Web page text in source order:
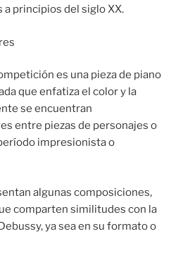
principios del siglo XX.
es una pieza de piano
que enfatiza el color y la
se encuentran
entre piezas de personajes o
impresionista o
algunas composiciones,
comparten similitudes con la
ya sea en su formato o